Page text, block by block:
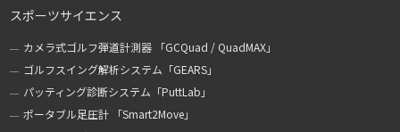
スポーツサイエンス
カメラ式ゴルフ弾道計測器 「GCQuad / QuadMAX」
ゴルフスイング解析システム「GEARS」
パッティング診断システム「PuttLab」
ポータブル足圧計 「Smart2Move」